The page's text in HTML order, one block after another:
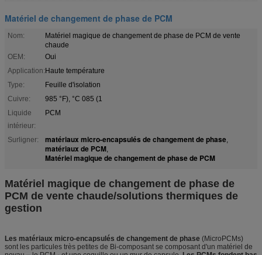
Matériel de changement de phase de PCM
Nom:
Matériel magique de changement de phase de PCM de vente
chaude
OEM:
Oui
Application:Haute température
Type:
Feuille d'isolation
Cuivre:
985 °F), °C 085 (1
Liquide
intérieur:
PCM
Surligner: matériaux micro-encapsulés de changement de phase,
matériaux de PCM,
Matériel magique de changement de phase de PCM
Matériel magique de changement de phase de
PCM de vente chaude/solutions thermiques de
gestion
Les matériaux micro-encapsulés de changement de phase (MicroPCMs)
sont les particules très petites de Bi-composant se composant d'un matériel de